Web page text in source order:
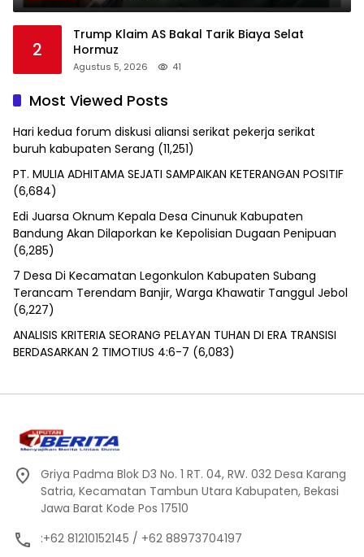
2
Trump Klaim AS Bakal Tarik Biaya Selat
Hormuz
Agustus 5, 2026 41
Most Viewed Posts
Hari kedua forum diskusi aliansi serikat pekerja serikat
buruh kabupaten Serang (11,251)
PT. MULIA ADHITAMA SEJATI SAMPAIKAN KETERANGAN POSITIF
(6,684)
Edi Juarsa Oknum Kepala Desa Cinunuk Kabupaten
Bandung Akan Dilaporkan ke Kepolisian Dugaan Penipuan
(6,285)
7 Desa Di Kecamatan Legonkulon Kabupaten Subang
Terancam Terendam Banjir, Warga Khawatir Tanggul Jebol
(6,227)
ANALISIS KRITERIA SEORANG PELAYAN TUHAN DI ERA TRANSISI
BERDASARKAN 2 TIMOTIUS 4:6-7 (6,083)
Griya Padma Blok D3 No. 1 RT. 04, RW. 032 Desa Karang
Satria, Kecamatan Tambun Utara Kabupaten, Bekasi
Jawa Barat Kode Pos 17510
:+62 81210152145 / +62 88973704197